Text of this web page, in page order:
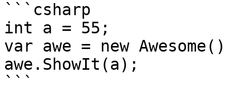
```csharp
int a = 55;
var awe = new
awe.ShowIt(a);
```